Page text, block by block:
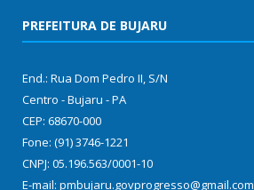
PREFEITURA DE BUJARU
End.: Rua Dom Pedro II, S/N
Centro - Bujaru - PA
CEP: 68670-000
Fone: (91) 3746-1221
CNPJ: 05.196.563/0001-10
E-mail: pmbujaru.govprogresso@gmail.com